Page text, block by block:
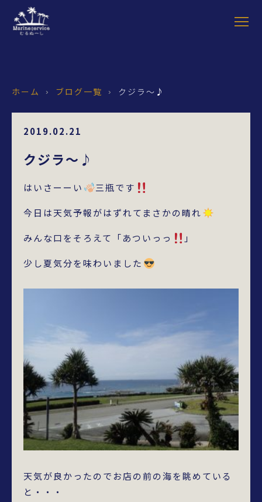
ホーム › ブログ一覧 › クジラ～♪
2019.02.21
クジラ～♪
はいさーーい 三瓶です
今日は天気予報がはずれてまさかの晴れ
みんな口をそろえて「あついっっ 」
少し夏気分を味わいました
天気が良かったのでお店の前の海を眺めている
と・・・